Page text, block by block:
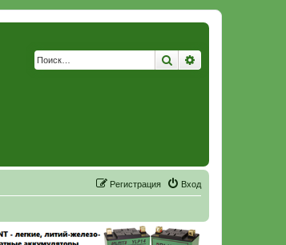
Поиск
Вход
Регистрация